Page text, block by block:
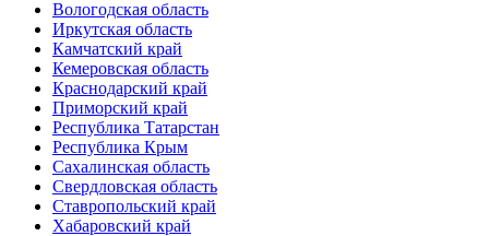
Вологодская область
Иркутская область
Камчатский край
Кемеровская область
Краснодарский край
Приморский край
Республика Татарстан
Республика Крым
Сахалинская область
Свердловская область
Ставропольский край
Хабаровский край